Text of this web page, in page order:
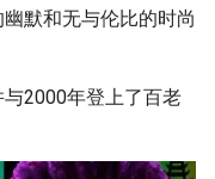
默和无与伦比的时尚
2000年登上了百老